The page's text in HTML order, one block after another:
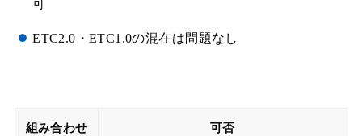
可
ETC2.0・ETC1.0の混在は問題なし
組み合わせ 可否